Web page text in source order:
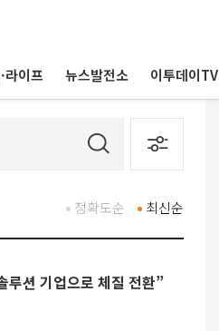
라이프 뉴스발전소 이투데이TV
최신순
정확도순
루션 기업으로 체질 전환”